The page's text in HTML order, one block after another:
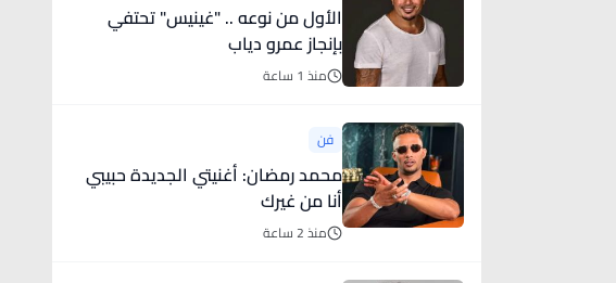
الأول من نوعه .. "غينيس" تحتفي
بإنجاز عمرو دياب
منذ 1 ساعة
فن
محمد رمضان: أغنيتي الجديدة حبيبي
أنا من غيرك
منذ 2 ساعة